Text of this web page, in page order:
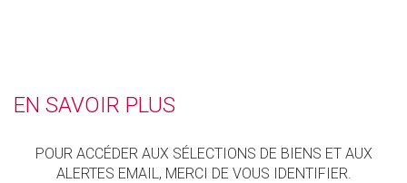
EN SAVOIR PLUS
POUR ACCÉDER AUX SÉLECTIONS DE BIENS ET AUX
ALERTES EMAIL, MERCI DE VOUS IDENTIFIER.